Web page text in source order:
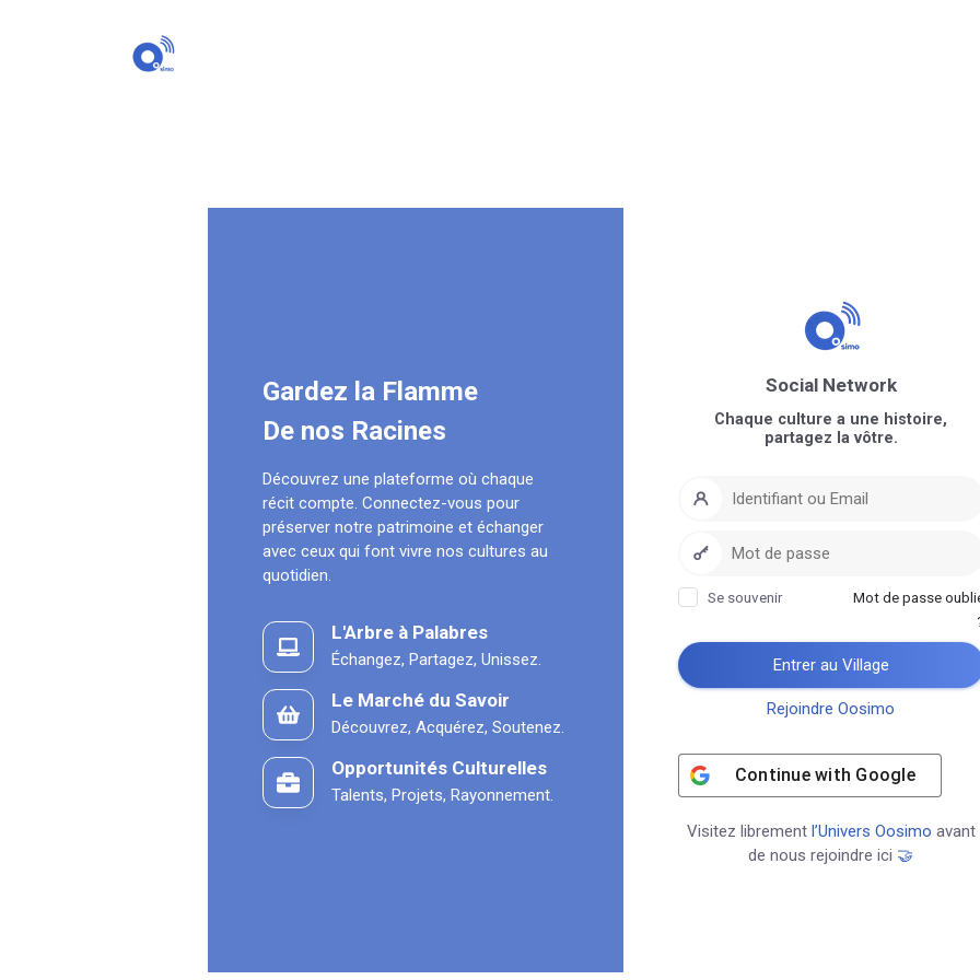
Gardez la Flamme
De nos Racines
Découvrez une plateforme où chaque
récit compte. Connectez-vous pour
préserver notre patrimoine et échanger
avec ceux qui font vivre nos cultures au
quotidien.
L'Arbre à Palabres
Échangez, Partagez, Unissez.
Le Marché du Savoir
Découvrez, Acquérez, Soutenez.
Opportunités Culturelles
Talents, Projets, Rayonnement.
Social Network
Chaque culture a une histoire,
partagez la vôtre.
Se souvenir
Mot de passe
Entrer au Village
Rejoindre Oosimo
Continue with Google
Visitez librement l’Univers Oosimo avant
de nous rejoindre ici 🤝